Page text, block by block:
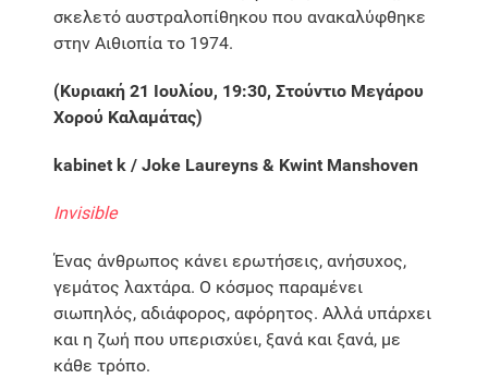
σκελετό αυστραλοπίθηκου που ανακαλύφθηκε
στην Αιθιοπία το 1974.
(Κυριακή 21 Ιουλίου, 19:30, Στούντιο Μεγάρου
Χορού Καλαμάτας)
kabinet k / Joke Laureyns & Kwint Manshoven
Invisible
Ένας άνθρωπος κάνει ερωτήσεις, ανήσυχος,
γεμάτος λαχτάρα. Ο κόσμος παραμένει
σιωπηλός, αδιάφορος, αφόρητος. Αλλά υπάρχει
και η ζωή που υπερισχύει, ξανά και ξανά, με
κάθε τρόπο.